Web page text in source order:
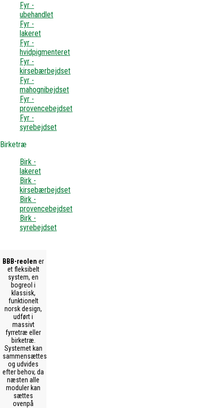
Fyr -
ubehandlet
Fyr -
lakeret
Fyr -
hvidpigmenteret
Fyr -
kirsebærbejdset
Fyr -
mahognibejdset
Fyr -
provencebejdset
Fyr -
syrebejdset
Birketræ
Birk -
lakeret
Birk -
kirsebærbejdset
Birk -
provencebejdset
Birk -
syrebejdset
BBB-reolen er
et fleksibelt
system, en
bogreol i
klassisk,
funktionelt
norsk design,
udført i
massivt
fyrretræ eller
birketræ.
Systemet kan
sammensættes
og udvides
efter behov, da
næsten alle
moduler kan
sættes
ovenpå